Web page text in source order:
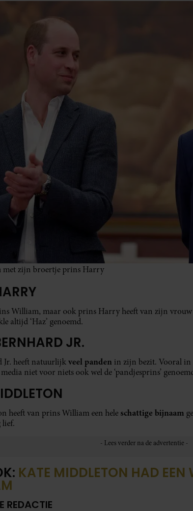
verstrekt of die ze hebben verzameld op
onze website blijft gebruiken.
met zijn broertje prins Harry
William, maar ook prins Harry heeft van zijn
altijd ‘Haz’ genoemd.
JR.
Jr. heeft natuurlijk veel panden
in zijn bezit. Vooral
media niet voor niets ook wel de ‘pandjesprins’ genoemd.
heeft van prins William een hele schattige bijnaam
KATE MIDDLETON HAD EEN
rust en ongekende uitdagingen, toont deze
Voor meer informatie klik op onderstaande button.
meer beschikbaar via deze website.
Elizabeth Alice Wise, de royal
voor de dood van haar
2026
Prinses